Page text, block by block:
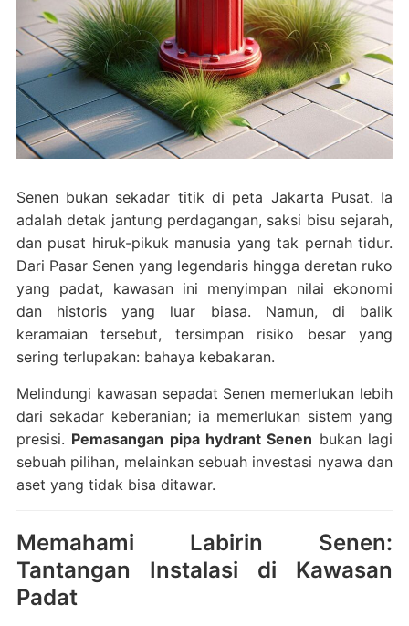
Senen bukan sekadar titik di peta Jakarta Pusat. Ia
adalah detak jantung perdagangan, saksi bisu sejarah,
dan pusat hiruk-pikuk manusia yang tak pernah tidur.
Dari Pasar Senen yang legendaris hingga deretan ruko
yang padat, kawasan ini menyimpan nilai ekonomi
dan historis yang luar biasa. Namun, di balik
keramaian tersebut, tersimpan risiko besar yang
sering terlupakan: bahaya kebakaran.
Melindungi kawasan sepadat Senen memerlukan lebih
dari sekadar keberanian; ia memerlukan sistem yang
presisi. Pemasangan pipa hydrant Senen bukan lagi
sebuah pilihan, melainkan sebuah investasi nyawa dan
aset yang tidak bisa ditawar.
Memahami Labirin Senen:
Tantangan Instalasi di Kawasan
Padat